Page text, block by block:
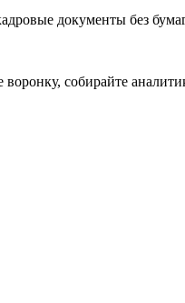
документы без
собирайте